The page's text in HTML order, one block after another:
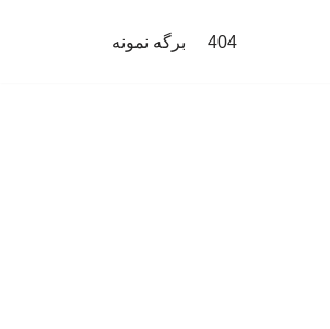
404 برگه نمونه